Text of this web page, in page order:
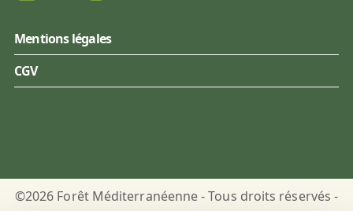
Mentions légales
CGV
©2026 Forêt Méditerranéenne - Tous droits réservés -